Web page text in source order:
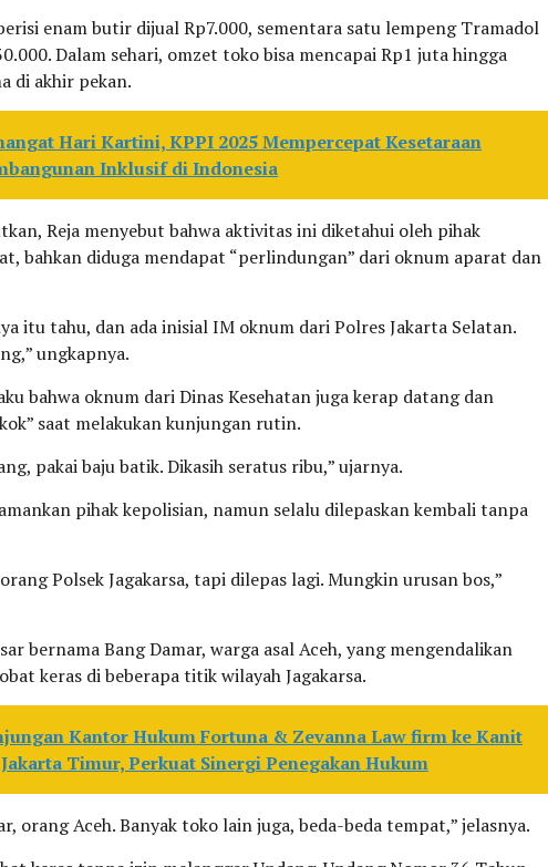
enam butir dijual Rp7.000, sementara satu lempeng Tramadol
Dalam sehari, omzet toko bisa mencapai Rp1 juta hingga
di akhir pekan.
Hari Kartini, KPPI 2025 Mempercepat Kesetaraan
Inklusif di Indonesia
Reja menyebut bahwa aktivitas ini diketahui oleh pihak
bahkan diduga mendapat “perlindungan” dari oknum aparat dan
itu tahu, dan ada inisial IM oknum dari Polres Jakarta Selatan.
ungkapnya.
bahwa oknum dari Dinas Kesehatan juga kerap datang dan
saat melakukan kunjungan rutin.
pakai baju batik. Dikasih seratus ribu,” ujarnya.
pihak kepolisian, namun selalu dilepaskan kembali tanpa
Polsek Jagakarsa, tapi dilepas lagi. Mungkin urusan bos,”
bernama Bang Damar, warga asal Aceh, yang mengendalikan
keras di beberapa titik wilayah Jagakarsa.
Kantor Hukum Fortuna & Zevanna Law firm ke Kanit
Timur, Perkuat Sinergi Penegakan Hukum
orang Aceh. Banyak toko lain juga, beda-beda tempat,” jelasnya.